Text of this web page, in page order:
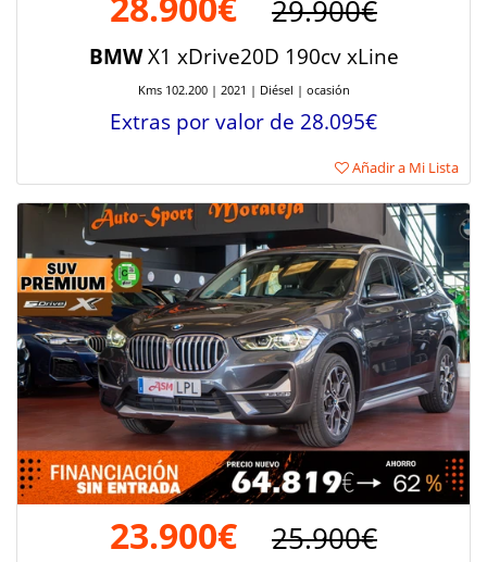
29.900€
BMWX1 xDrive20D 190cv xLine
Kms 102.200 | 2021 | Diésel | ocasión
Extras por valor de 28.095€
Añadir a Mi Lista
23.900€ 25.900€